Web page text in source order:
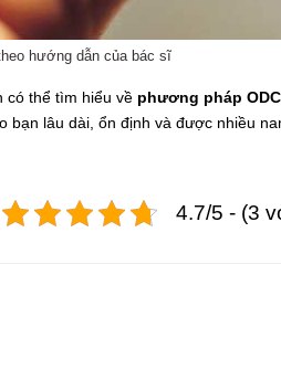
hướng dẫn của bác sĩ
có thể tìm hiểu về phương pháp ODC
bạn lâu dài, ổn định và được nhiều
4.7/5 - (3